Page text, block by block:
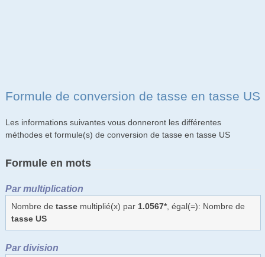
Formule de conversion de tasse en tasse US
Les informations suivantes vous donneront les différentes
méthodes et formule(s) de conversion de tasse en tasse US
Formule en mots
Par multiplication
Nombre de tassemultiplié(x) par 1.0567*, égal(=): Nombre de
tasse US
Par division